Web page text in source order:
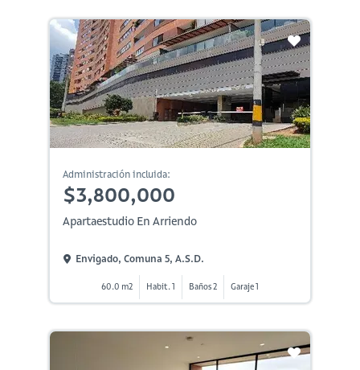
Administración incluida:
$3,800,000
Apartaestudio En Arriendo
Envigado, Comuna 5, A.s.d.
60.0 m2 Habit. 1 Baños 2 Garaje 1